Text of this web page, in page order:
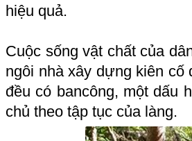
hiệu quả.
Cuộc sống vật chất của
ngôi nhà xây dựng kiên cố
đều có bancông, một dấu
chủ theo tập tục của làng.